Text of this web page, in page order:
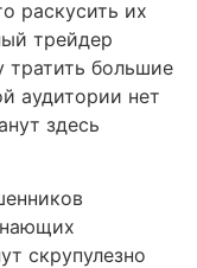
раскусить их
трейдер
тратить большие
аудитории нет
здесь
скрупулезно